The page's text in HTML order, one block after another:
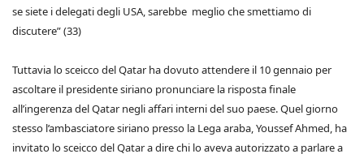
se siete i delegati degli USA, sarebbe meglio che smettiamo di
discutere” (33)
Tuttavia lo sceicco del Qatar ha dovuto attendere il 10 gennaio per
ascoltare il presidente siriano pronunciare la risposta finale
all’ingerenza del Qatar negli affari interni del suo paese. Quel giorno
stesso l’ambasciatore siriano presso la Lega araba, Youssef Ahmed, ha
invitato lo sceicco del Qatar a dire chi lo aveva autorizzato a parlare a